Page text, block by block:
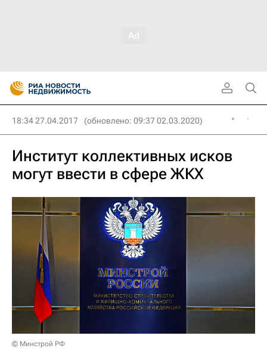
18:34 27.04.2017 (обновлено: 09:37 02.03.2020)
Институт коллективных исков
могут ввести в сфере ЖКХ
© Минстрой РФ